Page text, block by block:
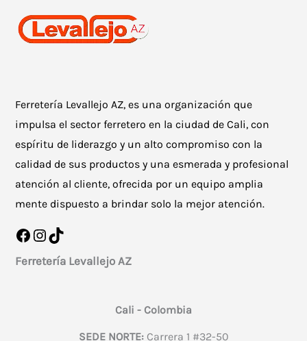
Ferretería Levallejo AZ, es una organización que
impulsa el sector ferretero en la ciudad de Cali, con
espíritu de liderazgo y un alto compromiso con la
calidad de sus productos y una esmerada y profesional
atención al cliente, ofrecida por un equipo amplia
mente dispuesto a brindar solo la mejor atención.
Facebook
Instagram
TikTok
Ferretería Levallejo AZ
Cali - Colombia
SEDE NORTE:Carrera 1 #32-50